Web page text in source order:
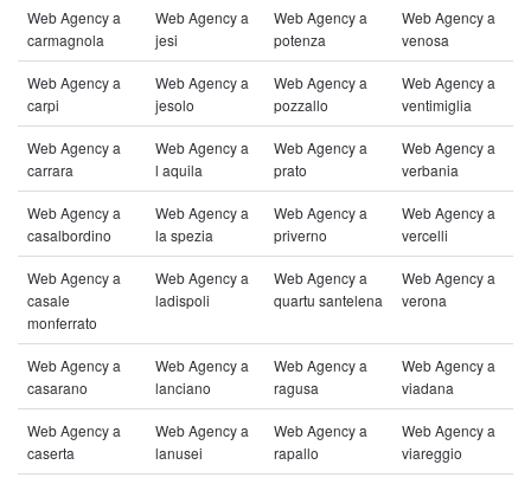
Web Agency a
carmagnola
Web Agency a
jesi
Web Agency a
potenza
Web Agency a
venosa
Web Agency a
carpi
Web Agency a
jesolo
Web Agency a
pozzallo
Web Agency a
ventimiglia
Web Agency a
carrara
Web Agency a
l aquila
Web Agency a
prato
Web Agency a
verbania
Web Agency a
casalbordino
Web Agency a
la spezia
Web Agency a
priverno
Web Agency a
vercelli
Web Agency a
casale
monferrato
Web Agency a
ladispoli
Web Agency a
quartu santelena
Web Agency a
verona
Web Agency a
casarano
Web Agency a
lanciano
Web Agency a
ragusa
Web Agency a
viadana
Web Agency a
caserta
Web Agency a
lanusei
Web Agency a
rapallo
Web Agency a
viareggio